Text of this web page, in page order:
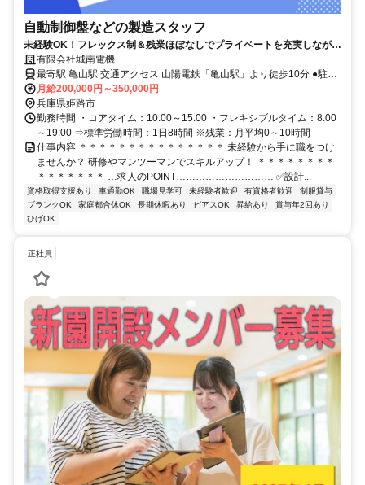
自動制御盤などの製造スタッフ
未経験OK！フレックス制＆残業ほぼなしでプライベートを充実しながら
働ける
有限会社城南電機
最寄駅 亀山駅 交通アクセス 山陽電鉄「亀山駅」より徒歩10分 ●駐車
場あり ●車通勤OK ●出張あり
月給200,000円～350,000円
兵庫県姫路市
勤務時間 ・コアタイム：10:00～15:00 ・フレキシブルタイム：8:00
～19:00 ⇒標準労働時間：1日8時間 ※残業：月平均0～10時間
仕事内容 ＊＊＊＊＊＊＊＊＊＊＊＊＊＊＊ 未経験から手に職をつけ
ませんか？ 研修やマンツーマンでスキルアップ！ ＊＊＊＊＊＊＊＊
＊＊＊＊＊＊＊ …求人のPOINT………………………… ✅設計...
資格取得支援あり 車通勤OK 職場見学可 未経験者歓迎 有資格者歓迎
制服貸与
ブランクOK
家庭都合休OK 長期休暇あり ピアスOK 昇給あり
賞与年2回あり
ひげOK
正社員